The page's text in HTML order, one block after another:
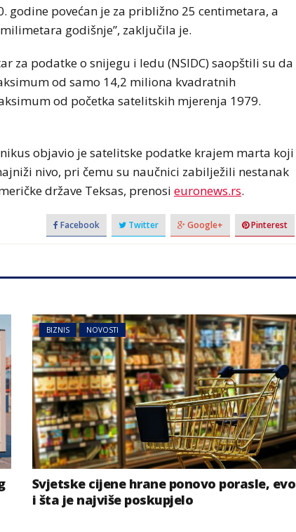
godine povećan je za približno 25 centimetara, a
godišnje”, zaključila je.
za podatke o snijegu i ledu (NSIDC) saopštili su da
od samo 14,2 miliona kvadratnih
od početka satelitskih mjerenja 1979.
objavio je satelitske podatke krajem marta koji
nivo, pri čemu su naučnici zabilježili nestanak
države Teksas, prenosi euronews.rs.
Facebook Twitter Google+ Pinterest
BIZNIS NOVOSTI
Svjetske cijene hrane ponovo porasle, evo
i šta je najviše poskupjelo